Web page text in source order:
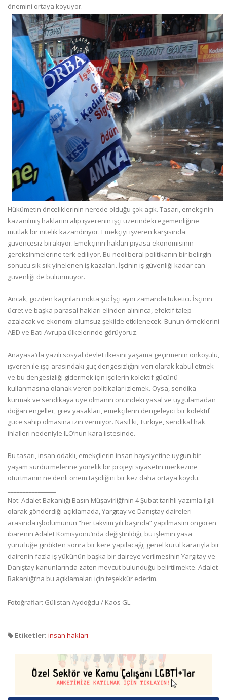
önemini ortaya koyuyor.
Hükümetin önceliklerinin nerede olduğu çok açık. Tasarı, emekçinin
kazanılmış haklarını alıp işverenin işçi üzerindeki egemenliğine
mutlak bir nitelik kazandırıyor. Emekçiyi işveren karşısında
güvencesiz bırakıyor. Emekçinin hakları piyasa ekonomisinin
gereksinmelerine terk ediliyor. Bu neoliberal politikanın bir belirgin
sonucu sık sık yinelenen iş kazaları. İşçinin iş güvenliği kadar can
güvenliği de bulunmuyor.
Ancak, gözden kaçırılan nokta şu: İşçi aynı zamanda tüketici. İsçinin
ücret ve başka parasal hakları elinden alınınca, efektif talep
azalacak ve ekonomi olumsuz şekilde etkilenecek. Bunun örneklerini
ABD ve Batı Avrupa ülkelerinde görüyoruz.
Anayasa’da yazılı sosyal devlet ilkesini yaşama geçirmenin önkoşulu,
işveren ile işçi arasındaki güç dengesizliğini veri olarak kabul etmek
ve bu dengesizliği gidermek için işçilerin kolektif gücünü
kullanmasına olanak veren politikalar izlemek. Oysa, sendika
kurmak ve sendikaya üye olmanın önündeki yasal ve uygulamadan
doğan engeller, grev yasakları, emekçilerin dengeleyici bir kolektif
güce sahip olmasına izin vermiyor. Nasıl ki, Türkiye, sendikal hak
ihlalleri nedeniyle ILO’nun kara listesinde.
Bu tasarı, insan odaklı, emekçilerin insan haysiyetine uygun bir
yaşam sürdürmelerine yönelik bir projeyi siyasetin merkezine
oturtmanın ne denli önem taşıdığını bir kez daha ortaya koydu.
Not: Adalet Bakanlığı Basın Müşavirliği’nin 4 Şubat tarihli yazımla ilgili
olarak gönderdiği açıklamada, Yargıtay ve Danıştay daireleri
arasında işbölümünün “her takvim yılı başında” yapılmasını öngören
ibarenin Adalet Komisyonu’nda değiştirildiği, bu işlemin yasa
yürürlüğe girdikten sonra bir kere yapılacağı, genel kurul kararıyla bir
dairenin fazla iş yükünün başka bir daireye verilmesinin Yargıtay ve
Danıştay kanunlarında zaten mevcut bulunduğu belirtilmekte. Adalet
Bakanlığı’na bu açıklamaları için teşekkür ederim.
Fotoğraflar: Gülistan Aydoğdu / Kaos GL
Etiketler: insan hakları